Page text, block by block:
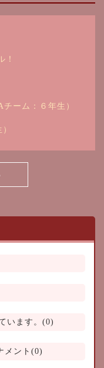
！
ーム：６年生）
います。(0)
メント(0)